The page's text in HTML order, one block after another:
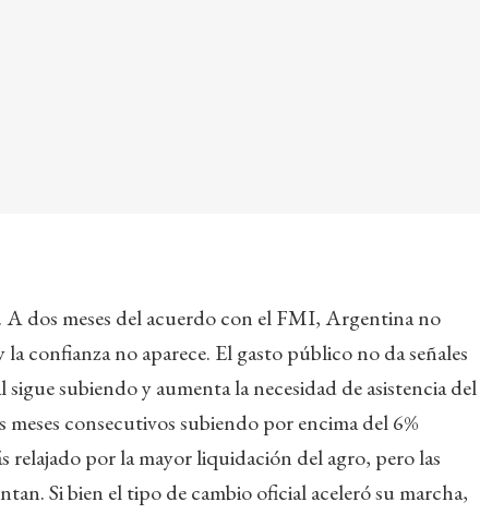
A dos meses del acuerdo con el FMI, Argentina no
confianza no aparece. El gasto público no da señales
subiendo y aumenta la necesidad de asistencia del
consecutivos subiendo por encima del 6%
relajado por la mayor liquidación del agro, pero las
Si bien el tipo de cambio oficial aceleró su marcha,